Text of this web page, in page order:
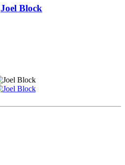
Joel Block